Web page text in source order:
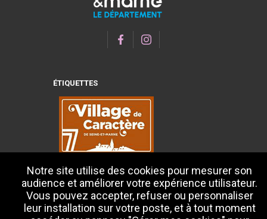
ÉTIQUETTES
Notre site utilise des cookies pour mesurer son
audience et améliorer votre expérience utilisateur.
Vous pouvez accepter, refuser ou personnaliser
leur installation sur votre poste, et à tout moment